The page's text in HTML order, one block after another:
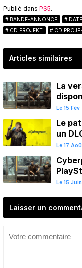
Publié dans PS5.
BANDE-ANNONCE
CD PROJEKT
CD
Articles similaires
La
Le 15
Le
un
Le 17
Le 15
Laisser un